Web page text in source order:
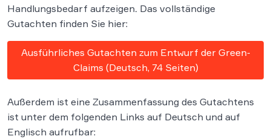
Handlungsbedarf aufzeigen. Das vollständige
Gutachten finden Sie hier:
Ausführliches Gutachten zum Entwurf der Green-
Claims (Deutsch, 74 Seiten)
Außerdem ist eine Zusammenfassung des Gutachtens
ist unter dem folgenden Links auf Deutsch und auf
Englisch aufrufbar: